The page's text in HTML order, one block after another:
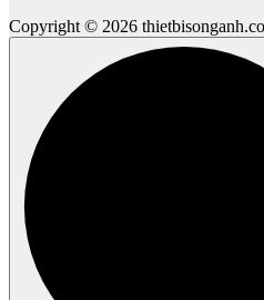
Copyright © 2026